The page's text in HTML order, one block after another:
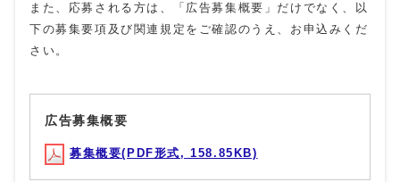
また、応募される方は、「広告募集概要」だけでなく、以
下の募集要項及び関連規定をご確認のうえ、お申込みくだ
さい。
広告募集概要
募集概要(PDF形式, 158.85KB)